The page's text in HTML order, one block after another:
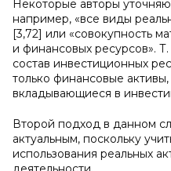
Некоторые авторы
например, «все виды
[3,72] или «совокупность
и финансовых ресурсов».
состав инвестиционных
только финансовые
вкладывающиеся в
Второй подход в данном
актуальным, поскольку
использования реальных